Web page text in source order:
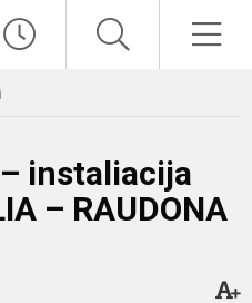
instaliacija
– RAUDONA